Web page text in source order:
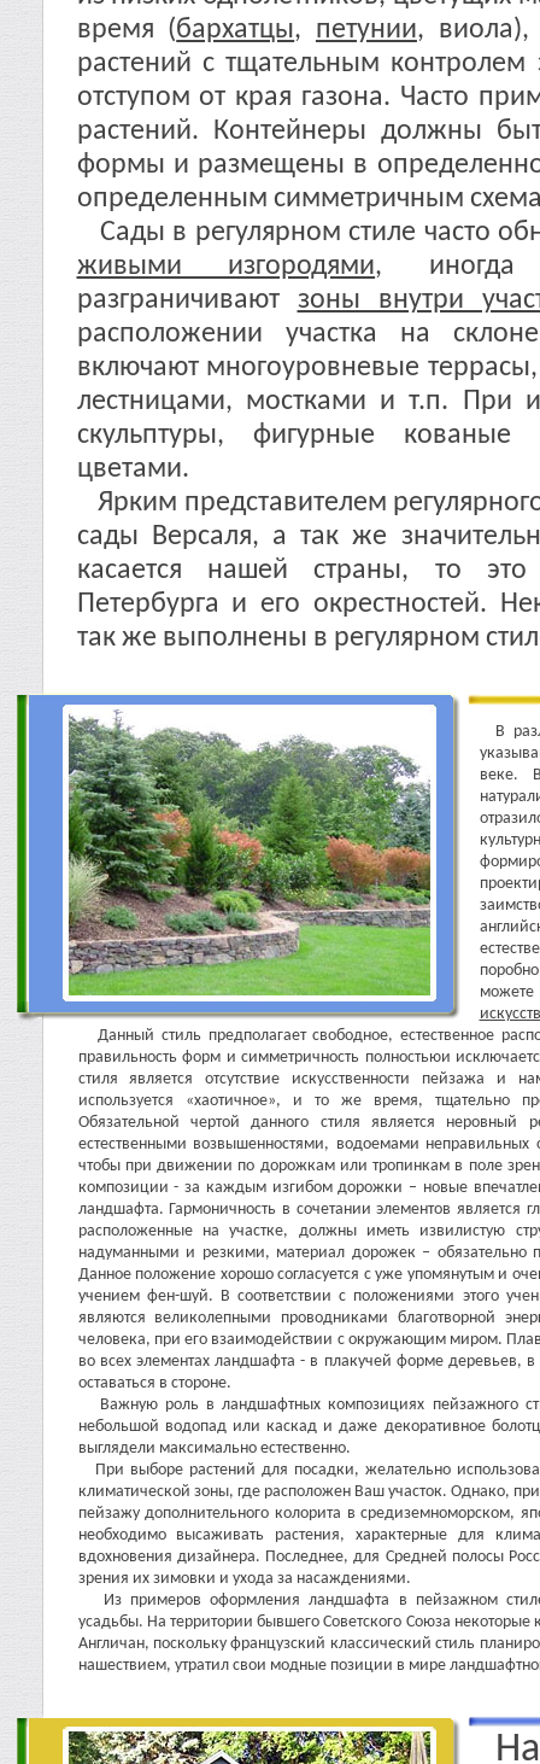
время (бархатцы, петунии,
растений с тщательным
отступом от края газона. Часто
растений. Контейнеры должны
формы и размещены в
определенным симметричным
Сады в регулярном стиле часто
живыми изгородями, иногда
разграничивают зоны внутри
расположении участка на
включают многоуровневые
лестницами, мостками и т.п. При
скульптуры, фигурные
цветами.
Ярким представителем
сады Версаля, а так же
касается нашей страны, то это
Петербурга и его окрестностей.
так же выполнены в регулярном
В
веке.
Данный стиль предполагает свободное, естественное
правильность форм и симметричность полностьюи
стиля является отсутствие искусственности пейзажа и
используется «хаотичное», и то же время, тщательно
Обязательной чертой данного стиля является неровный
естественными возвышенностями, водоемами
чтобы при движении по дорожкам или тропинкам в поле
композиции - за каждым изгибом дорожки – новые
ландшафта. Гармоничность в сочетании элементов
расположенные на участке, должны иметь извилистую
надуманными и резкими, материал дорожек –
Данное положение хорошо согласуется с уже упомянутым и
учением фен-шуй. В соответствии с положениями этого
являются великолепными проводниками благотворной
человека, при его взаимодействии с окружающим миром.
во всех элементах ландшафта - в плакучей форме
оставаться в стороне.
Важную роль в ландшафтных композициях пейзажного
небольшой водопад или каскад и даже декоративное
выглядели максимально естественно.
При выборе растений для посадки, желательно
климатической зоны, где расположен Ваш участок. Однако,
пейзажу дополнительного колорита в средиземноморском,
необходимо высаживать растения, характерные для
вдохновения дизайнера. Последнее, для Средней полосы
зрения их зимовки и ухода за насаждениями.
Из примеров оформления ландшафта в пейзажном
усадьбы. На территории бывшего Советского Союза
Англичан, поскольку французский классический стиль
нашествием, утратил свои модные позиции в мире